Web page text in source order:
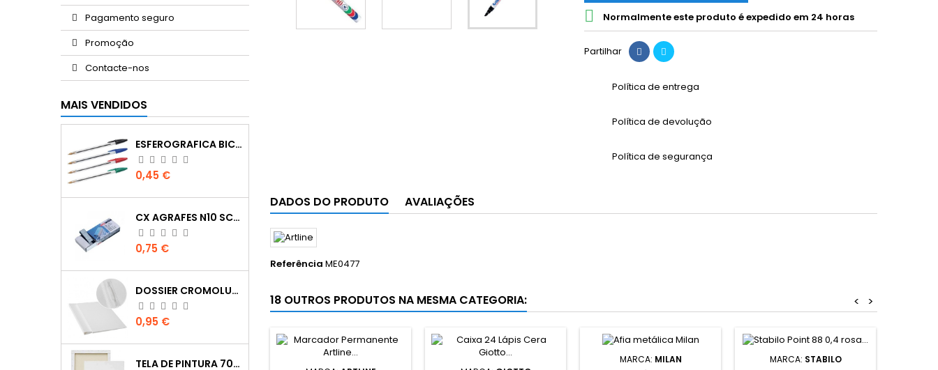
Pagamento seguro
Promoção
Contacte-nos
MAIS VENDIDOS
ESFEROGRAFICA BIC CRISTAL
Preço
0,45 €
CX AGRAFES N10 SCRIVA
Preço
0,75 €
DOSSIER CROMOLUX A4 COM FERRAGEM
Preço
0,95 €
TELA DE PINTURA 70X100
 Normalmente este produto é expedido em 24 horas
Partilhar
Política de entrega
Política de devolução
Política de segurança
DADOS DO PRODUTO AVALIAÇÕES
Referência ME0477
18 OUTROS PRODUTOS NA MESMA CATEGORIA: >
<
MARCA: MILAN MARCA: STABILO